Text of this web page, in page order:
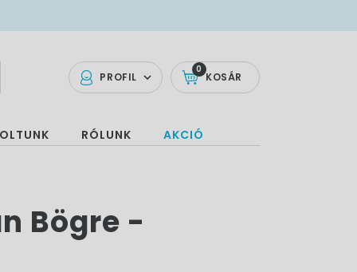
PROFIL KOSÁR
0
RÓLUNK AKCIÓ
Bögre -